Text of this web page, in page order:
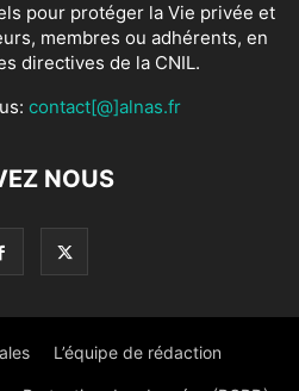
pour protéger la Vie privée et
membres ou adhérents, en
directives de la CNIL.
contact[@]alnas.fr
NOUS
L’équipe de rédaction